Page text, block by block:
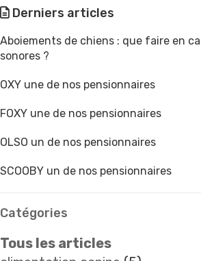
Derniers articles
Aboiements de chiens : que faire en
sonores ?
OXY une de nos pensionnaires
FOXY une de nos pensionnaires
OLSO un de nos pensionnaires
SCOOBY un de nos pensionnaires
Catégories
Tous les articles